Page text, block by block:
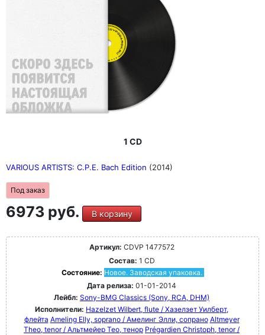
1 CD
VARIOUS ARTISTS: C.P.E. Bach Edition (2014)
Под заказ
6973 руб. В корзину
Артикул: CDVP 1477572
Состав: 1 CD
Состояние: Новое. Заводская упаковка.
Дата релиза: 01-01-2014
Лейбл: Sony-BMG Classics (Sony, RCA, DHM)
Исполнители: Hazelzet Wilbert, flute / Хазелзет Уилберт,
флейта Ameling Elly, soprano / Амелинг Элли, сопрано Altmeyer
Theo, tenor / Альтмейер Тео, тенор Prégardien Christoph, tenor /